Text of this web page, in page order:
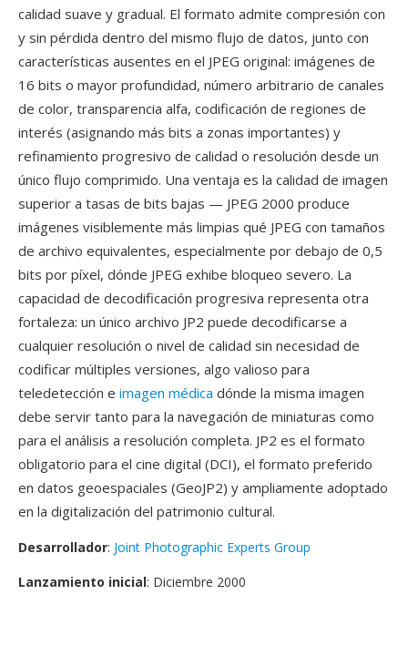
calidad suave y gradual. El formato admite compresión con
y sin pérdida dentro del mismo flujo de datos, junto con
características ausentes en el JPEG original: imágenes de
16 bits o mayor profundidad, número arbitrario de canales
de color, transparencia alfa, codificación de regiones de
interés (asignando más bits a zonas importantes) y
refinamiento progresivo de calidad o resolución desde un
único flujo comprimido. Una ventaja es la calidad de imagen
superior a tasas de bits bajas — JPEG 2000 produce
imágenes visiblemente más limpias qué JPEG con tamaños
de archivo equivalentes, especialmente por debajo de 0,5
bits por píxel, dónde JPEG exhibe bloqueo severo. La
capacidad de decodificación progresiva representa otra
fortaleza: un único archivo JP2 puede decodificarse a
cualquier resolución o nivel de calidad sin necesidad de
codificar múltiples versiones, algo valioso para
teledetección e imagen médica dónde la misma imagen
debe servir tanto para la navegación de miniaturas como
para el análisis a resolución completa. JP2 es el formato
obligatorio para el cine digital (DCI), el formato preferido
en datos geoespaciales (GeoJP2) y ampliamente adoptado
en la digitalización del patrimonio cultural.
Desarrollador: Joint Photographic Experts Group
Lanzamiento inicial: Diciembre 2000